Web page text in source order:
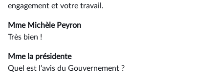
engagement et votre travail.
Mme Michèle Peyron
Très bien !
Mme la présidente
Quel est l’avis du Gouvernement ?